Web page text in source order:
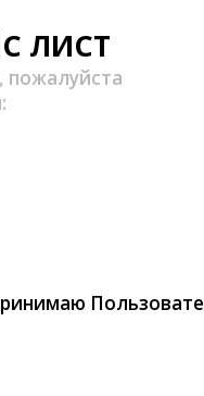
ЛИСТ
пожалуйста